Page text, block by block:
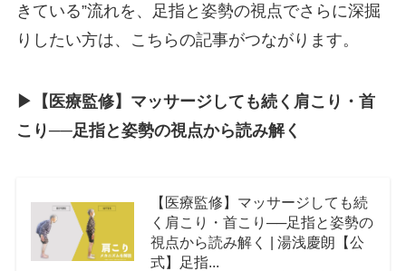
きている”流れを、足指と姿勢の視点でさらに深掘
りしたい方は、こちらの記事がつながります。
▶︎【医療監修】マッサージしても続く肩こり・首
こり──足指と姿勢の視点から読み解く
【医療監修】マッサージしても続
く肩こり・首こり──足指と姿勢の
視点から読み解く | 湯浅慶朗【公
式】足指...